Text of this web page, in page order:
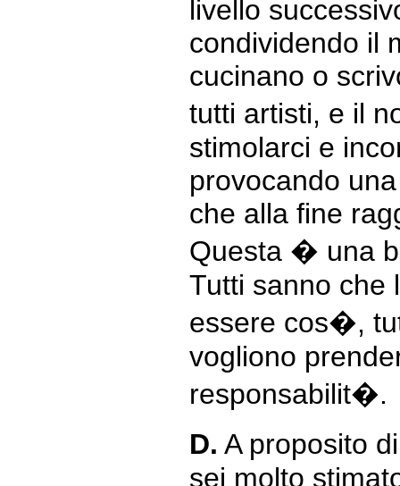
livello
condividendo il
cucinano o
tutti artisti, e il
stimolarci e
provocando
che alla fine
Questa � una
Tutti sanno che
essere cos�,
vogliono
responsabilit�.
D. A proposito
sei molto